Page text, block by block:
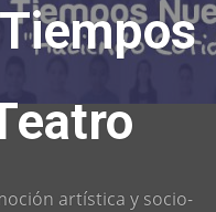
artística y socio-